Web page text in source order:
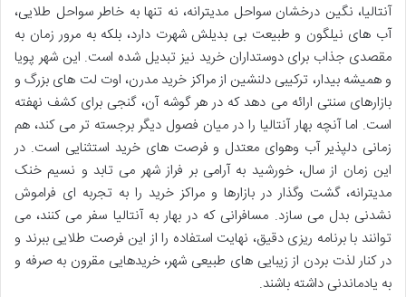
آنتالیا، نگین درخشان سواحل مدیترانه، نه تنها به خاطر سواحل طلایی،
آب های نیلگون و طبیعت بی بدیلش شهرت دارد، بلکه به مرور زمان به
مقصدی جذاب برای دوستداران خرید نیز تبدیل شده است. این شهر پویا
و همیشه بیدار، ترکیبی دلنشین از مراکز خرید مدرن، اوت لت های بزرگ و
بازارهای سنتی ارائه می دهد که در هر گوشه آن، گنجی برای کشف نهفته
است. اما آنچه بهار آنتالیا را در میان فصول دیگر برجسته تر می کند، هم
زمانی دلپذیر آب وهوای معتدل و فرصت های خرید استثنایی است. در
این زمان از سال، خورشید به آرامی بر فراز شهر می تابد و نسیم خنک
مدیترانه، گشت وگذار در بازارها و مراکز خرید را به تجربه ای فراموش
نشدنی بدل می سازد. مسافرانی که در بهار به آنتالیا سفر می کنند، می
توانند با برنامه ریزی دقیق، نهایت استفاده را از این فرصت طلایی ببرند و
در کنار لذت بردن از زیبایی های طبیعی شهر، خریدهایی مقرون به صرفه و
به یادماندنی داشته باشند.